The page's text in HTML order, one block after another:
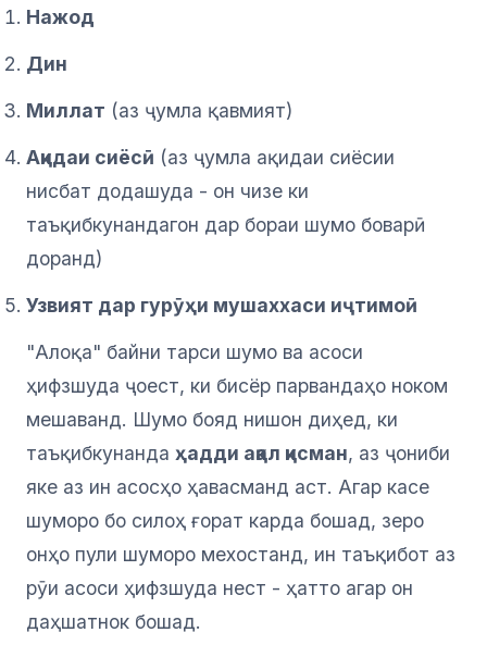
Нажод
Дин
Миллат (аз ҷумла қавмият)
Ақидаи сиёсӣ (аз ҷумла ақидаи сиёсии
нисбат додашуда - он чизе ки
таъқибкунандагон дар бораи шумо боварӣ
доранд)
Узвият дар гурӯҳи мушаххаси иҷтимоӣ
"Алоқа" байни тарси шумо ва асоси
ҳифзшуда ҷоест, ки бисёр парвандаҳо ноком
мешаванд. Шумо бояд нишон диҳед, ки
таъқибкунанда ҳадди ақал қисман, аз ҷониби
яке аз ин асосҳо ҳавасманд аст. Агар касе
шуморо бо силоҳ ғорат карда бошад, зеро
онҳо пули шуморо мехостанд, ин таъқибот аз
рӯи асоси ҳифзшуда нест - ҳатто агар он
даҳшатнок бошад.